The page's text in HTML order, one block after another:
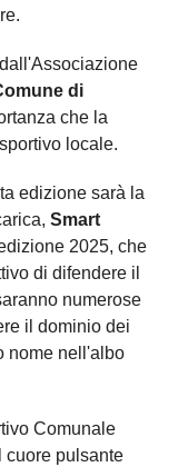
di
che la
locale.
edizione sarà la
Smart
2025, che
di difendere il
numerose
il dominio dei
nome nell'albo
Comunale
cuore pulsante